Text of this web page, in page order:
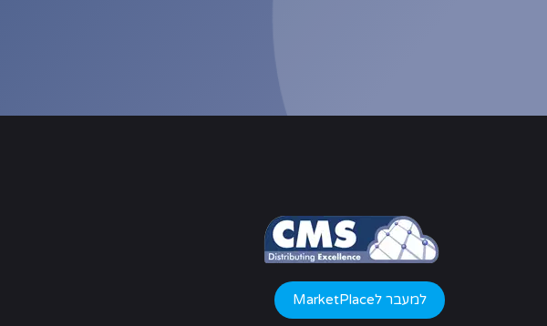
למעבר לMarketPlace